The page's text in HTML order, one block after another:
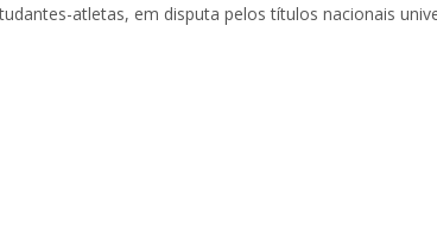
atletas, em disputa pelos títulos nacionais